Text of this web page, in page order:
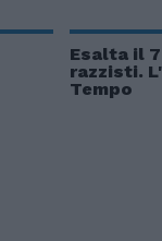
Esalta il
razzisti.
Tempo